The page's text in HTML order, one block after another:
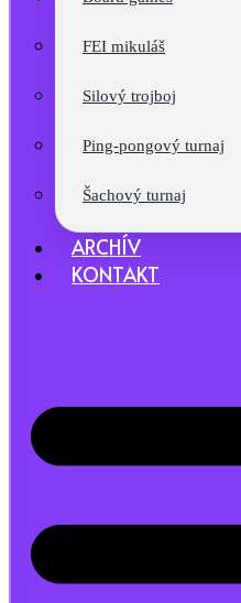
FEI mikuláš
Silový trojboj
Ping-pongový turnaj
Šachový turnaj
ARCHÍV
KONTAKT